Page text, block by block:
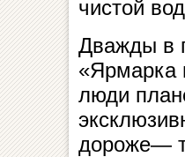
чистой
Дважды в
«Ярмарка
люди
дороже—